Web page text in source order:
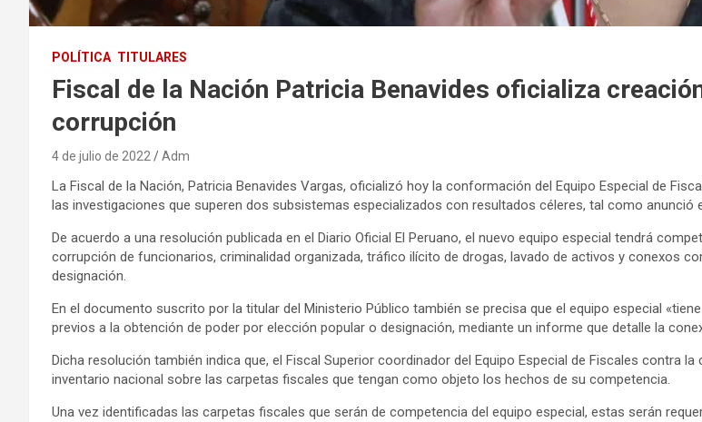
POLÍTICA TITULARES
Fiscal de la Nación Patricia Benavides oficializa
corrupción
4 de julio de 2022 Adm
La Fiscal de la Nación, Patricia Benavides Vargas, oficializó hoy la conformación del Equipo Especial de
las investigaciones que superen dos subsistemas especializados con resultados céleres, tal como anunció
De acuerdo a una resolución publicada en el Diario Oficial El Peruano, el nuevo equipo especial tendrá
corrupción de funcionarios, criminalidad organizada, tráfico ilícito de drogas, lavado de activos y conexos
designación.
En el documento suscrito por la titular del Ministerio Público también se precisa que el equipo especial
previos a la obtención de poder por elección popular o designación, mediante un informe que detalle la
Dicha resolución también indica que, el Fiscal Superior coordinador del Equipo Especial de Fiscales contra
inventario nacional sobre las carpetas fiscales que tengan como objeto los hechos de su competencia.
Una vez identificadas las carpetas fiscales que serán de competencia del equipo especial, estas serán